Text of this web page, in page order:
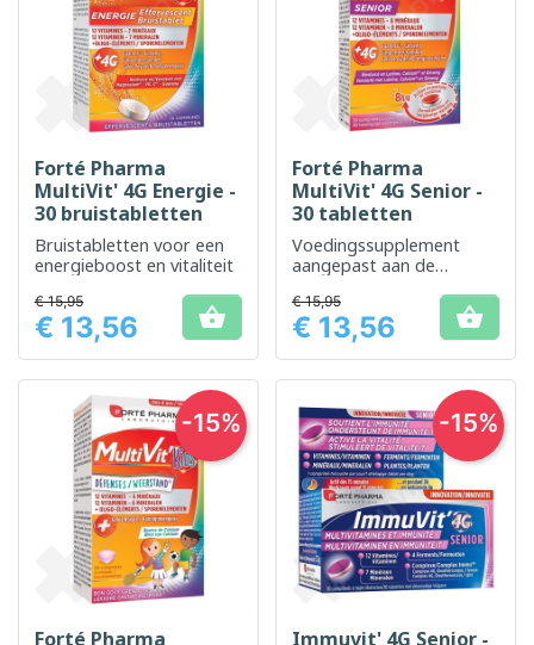
Forté Pharma
MultiVit' 4G Energie -
30 bruistabletten
Bruistabletten voor een
energieboost en vitaliteit
Prijs
€ 15,95
€ 13,56 
Forté Pharma
MultiVit' 4G Senior -
30 tabletten
Voedingssupplement
aangepast aan de
senioren
Prijs
€ 15,95
€ 13,56 
Forté Pharma
-15%
Immuvit' 4G Senior -
-15%